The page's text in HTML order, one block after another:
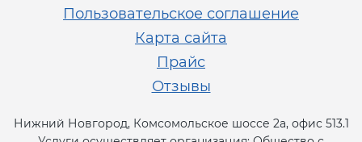
Пользовательское соглашение
Карта сайта
Прайс
Отзывы
Нижний Новгород, Комсомольское шоссе 2а, офис 513.1